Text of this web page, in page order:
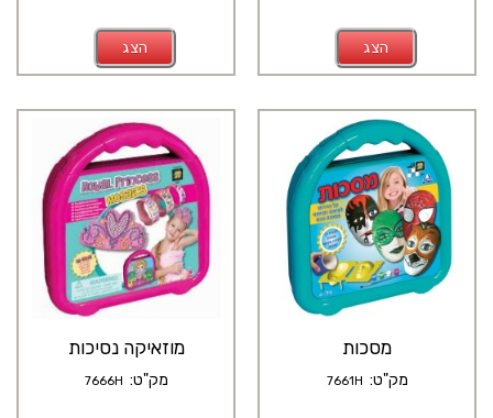
הצג הצג
מוזאיקה נסיכות
מק"ט: 7666H
מסכות
מק"ט: 7661H